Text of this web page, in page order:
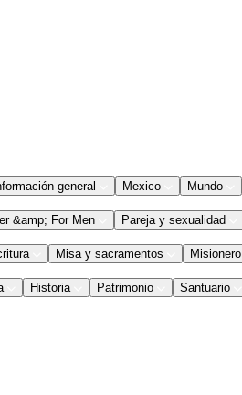
general Mexico Mundo
&amp; For Men Pareja y sexualidad
Misa y sacramentos Misionero
Historia Patrimonio Santuario